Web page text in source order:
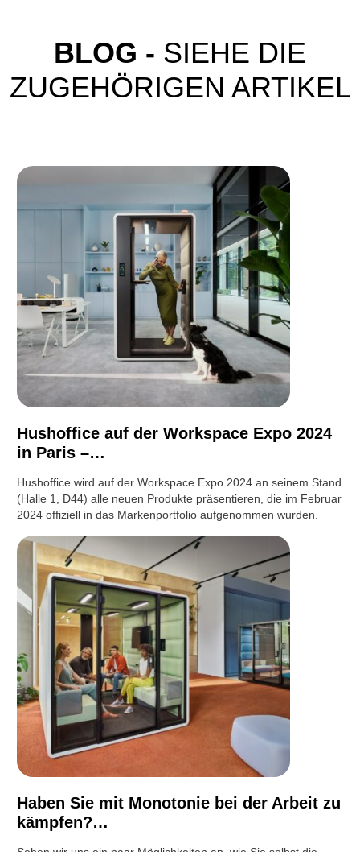
BLOG - SIEHE DIE
ZUGEHÖRIGEN ARTIKEL
Hushoffice auf der Workspace Expo 2024
in Paris –…
Hushoffice wird auf der Workspace Expo 2024 an seinem Stand
(Halle 1, D44) alle neuen Produkte präsentieren, die im Februar
2024 offiziell in das Markenportfolio aufgenommen wurden.
Haben Sie mit Monotonie bei der Arbeit zu
kämpfen?…